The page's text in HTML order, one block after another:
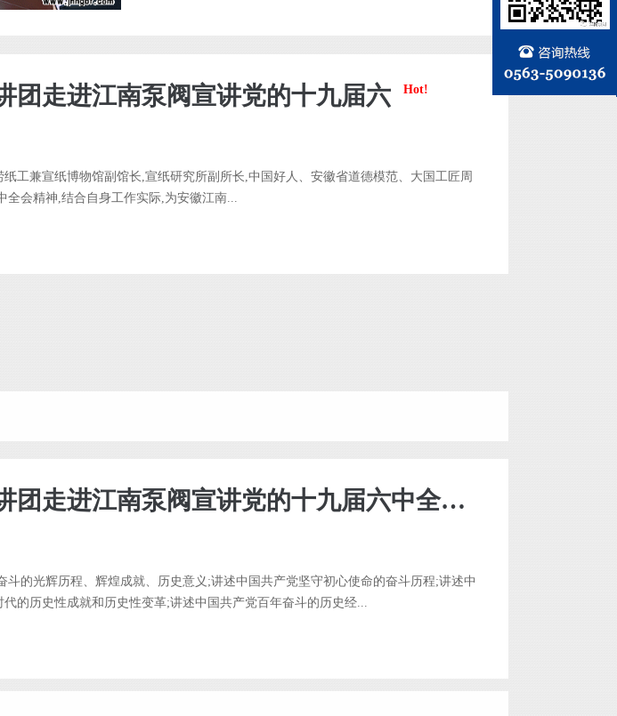
团走进江南泵阀宣讲党的十九届六 Hot!
工兼宣纸博物馆副馆长,宣纸研究所副所长,中国好人、安徽省道德模范、大国工匠周
全会精神,结合自身工作实际,为安徽江南...
先锋模范宣讲团走进江南泵阀宣讲党的十九届六中全会精神
斗的光辉历程、辉煌成就、历史意义;讲述中国共产党坚守初心使命的奋斗历程;讲述中
代的历史性成就和历史性变革;讲述中国共产党百年奋斗的历史经...